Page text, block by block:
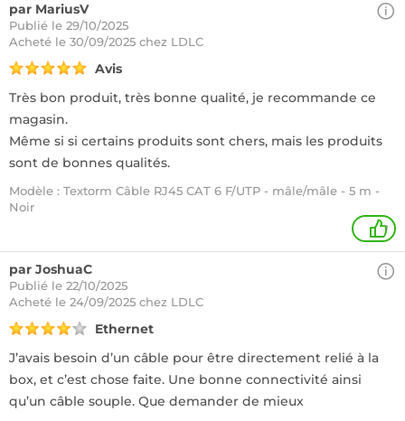
par MariusV
Publié le 29/10/2025
Acheté le 30/09/2025 chez LDLC
Avis
Très bon produit, très bonne qualité, je recommande ce
magasin.
Même si si certains produits sont chers, mais les produits
sont de bonnes qualités.
Modèle : Textorm Câble RJ45 CAT 6 F/UTP - mâle/mâle - 5 m -
Noir
1
par JoshuaC
Publié le 22/10/2025
Acheté le 24/09/2025 chez LDLC
Ethernet
J’avais besoin d’un câble pour être directement relié à la
box, et c’est chose faite. Une bonne connectivité ainsi
qu’un câble souple. Que demander de mieux